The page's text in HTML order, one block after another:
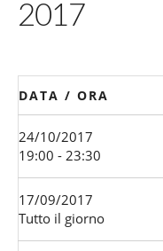
2017
DATA / ORA
24/10/2017
19:00 - 23:30
17/09/2017
Tutto il giorno